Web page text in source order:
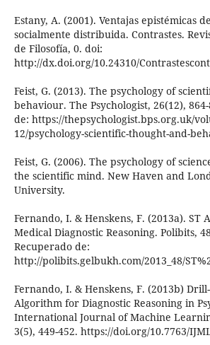
Estany, A. (2001). Ventajas epistémicas
socialmente distribuida. Contrastes.
de Filosofía, 0. doi:
http://dx.doi.org/10.24310/
Feist, G. (2013). The psychology of
behaviour. The Psychologist, 26(12),
de: https://thepsychologist.bps.org.uk/
12/psychology-scientific-thought-and-
Feist, G. (2006). The psychology of
the scientific mind. New Haven and
University.
Fernando, I. & Henskens, F. (2013a). ST
Medical Diagnostic Reasoning. Polibits,
Recuperado de:
http://polibits.gelbukh.com/2013_48/
Fernando, I. & Henskens, F. (2013b)
Algorithm for Diagnostic Reasoning in
International Journal of Machine
3(5), 449-452. https://doi.org/10.7763/